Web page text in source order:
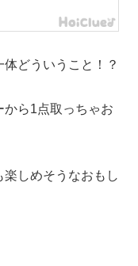
どういうこと！？
から1点取っちゃお
しめそうなおもし